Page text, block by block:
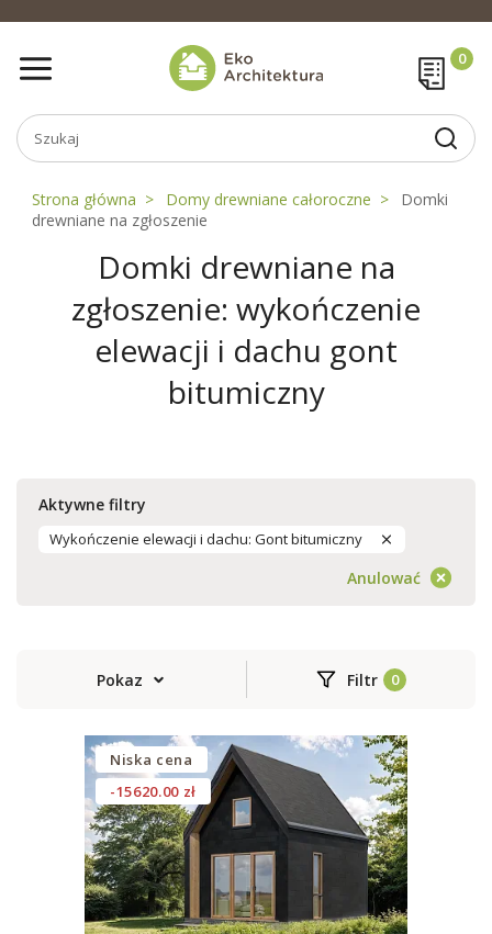
Strona główna Domy drewniane całoroczne
Domki
drewniane na zgłoszenie
Domki drewniane na
zgłoszenie: wykończenie
elewacji i dachu gont
bitumiczny
Aktywne filtry
Wykończenie elewacji i dachu: Gont bitumiczny
Anulować
Pokaz Filtr
Niska cena
-15620.00 zł